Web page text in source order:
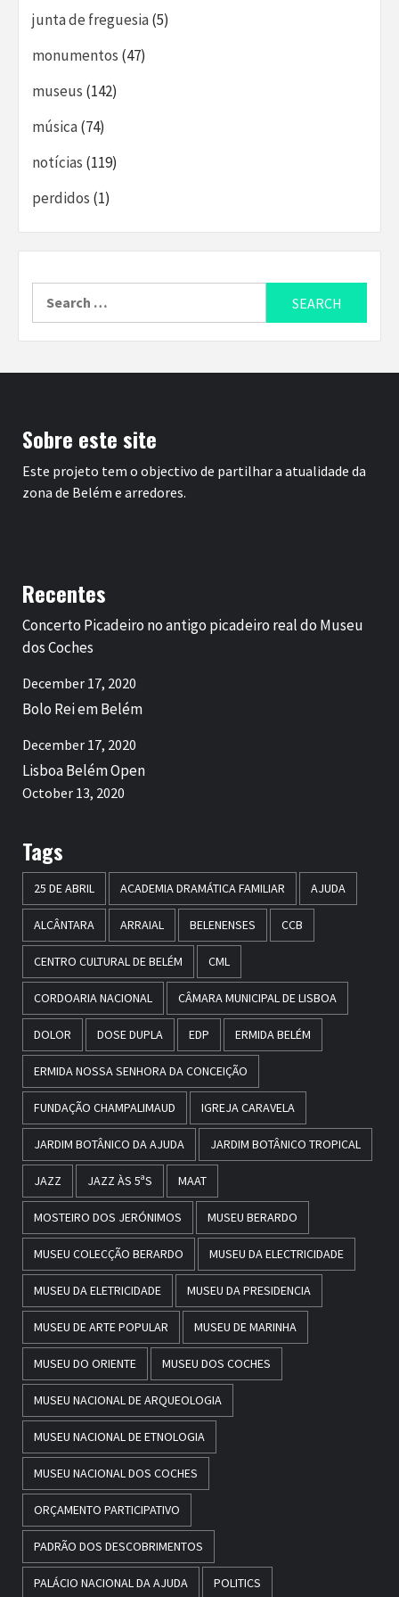
junta de freguesia(5)
monumentos (47)
museus (142)
música(74)
notícias (119)
perdidos (1)
Sobre este site
Este projeto tem o objectivo de partilhar a atualidade da
zona de Belém e arredores.
Recentes
Concerto Picadeiro no antigo picadeiro real do Museu
dos Coches
December 17, 2020
Bolo Rei em Belém
December 17, 2020
Lisboa Belém Open
October 13, 2020
Tags
25 DE ABRIL ACADEMIA DRAMÁTICA FAMILIAR AJUDA
ALCÂNTARA ARRAIAL BELENENSES CCB
CENTRO CULTURAL DE BELÉM CML
CORDOARIA NACIONAL CÂMARA MUNICIPAL DE LISBOA
DOLOR DOSE DUPLA EDP ERMIDA BELÉM
ERMIDA NOSSA SENHORA DA CONCEIÇÃO
FUNDAÇÃO CHAMPALIMAUD IGREJA CARAVELA
JARDIM BOTÂNICO DA AJUDA JARDIM BOTÂNICO TROPICAL
JAZZ JAZZ ÀS 5ªS MAAT
MOSTEIRO DOS JERÓNIMOS MUSEU BERARDO
MUSEU COLECÇÃO BERARDO MUSEU DA ELECTRICIDADE
MUSEU DA ELETRICIDADE MUSEU DA PRESIDENCIA
MUSEU DE ARTE POPULAR MUSEU DE MARINHA
MUSEU DO ORIENTE MUSEU DOS COCHES
MUSEU NACIONAL DE ARQUEOLOGIA
MUSEU NACIONAL DE ETNOLOGIA
MUSEU NACIONAL DOS COCHES
ORÇAMENTO PARTICIPATIVO
PADRÃO DOS DESCOBRIMENTOS
PALÁCIO NACIONAL DA AJUDA POLITICS